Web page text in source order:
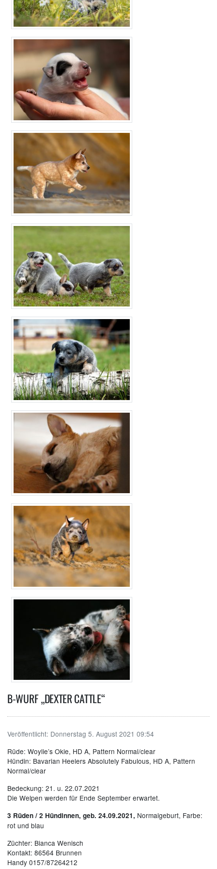
B-WURF „DEXTER CATTLE“
Veröffentlicht: Donnerstag 5. August 2021 09:54
Rüde: Woylie’s Okie, HD A, Pattern Normal/clear
Hündin: Bavarian Heelers Absolutely Fabulous, HD A, Pattern
Normal/clear
Bedeckung: 21. u. 22.07.2021
Die Welpen werden für Ende September erwartet.
3 Rüden / 2 Hündinnen, geb. 24.09.2021, Normalgeburt, Farbe:
rot und blau
Züchter: Bianca Wenisch
Kontakt: 86564 Brunnen
Handy 0157/87264212